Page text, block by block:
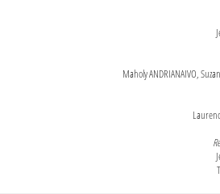
Maholy ANDRIANAIVO,